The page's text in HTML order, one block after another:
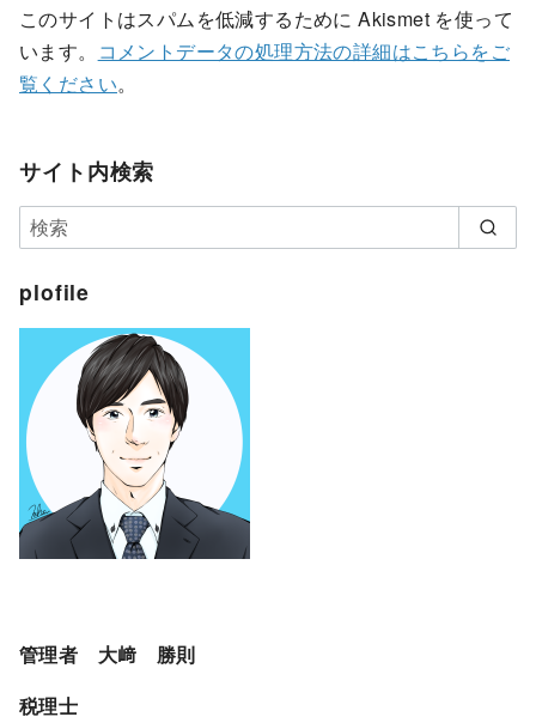
このサイトはスパムを低減するために Akismet を使って
います。
コメントデータの処理方法の詳細はこちらをご
覧ください。
サイト内検索
plofile
管理者 大﨑 勝則
税理士